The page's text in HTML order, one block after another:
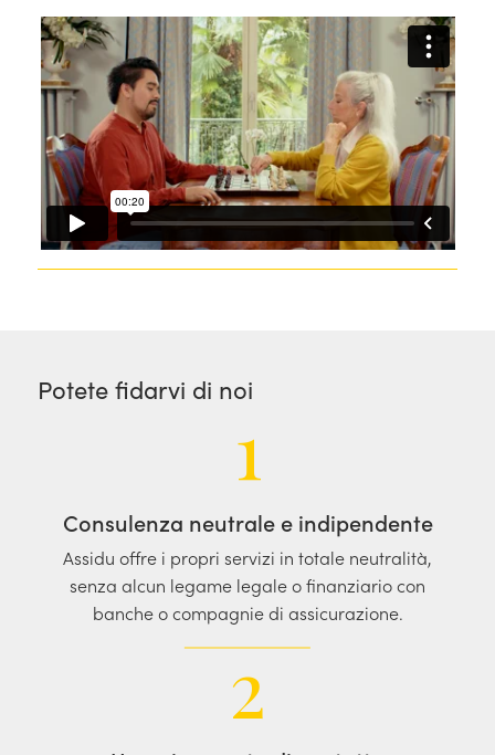
Potete fidarvi di noi
1
Consulenza neutrale e indipendente
Assidu offre i propri servizi in totale neutralità,
senza alcun legame legale o finanziario con
banche o compagnie di assicurazione.
2